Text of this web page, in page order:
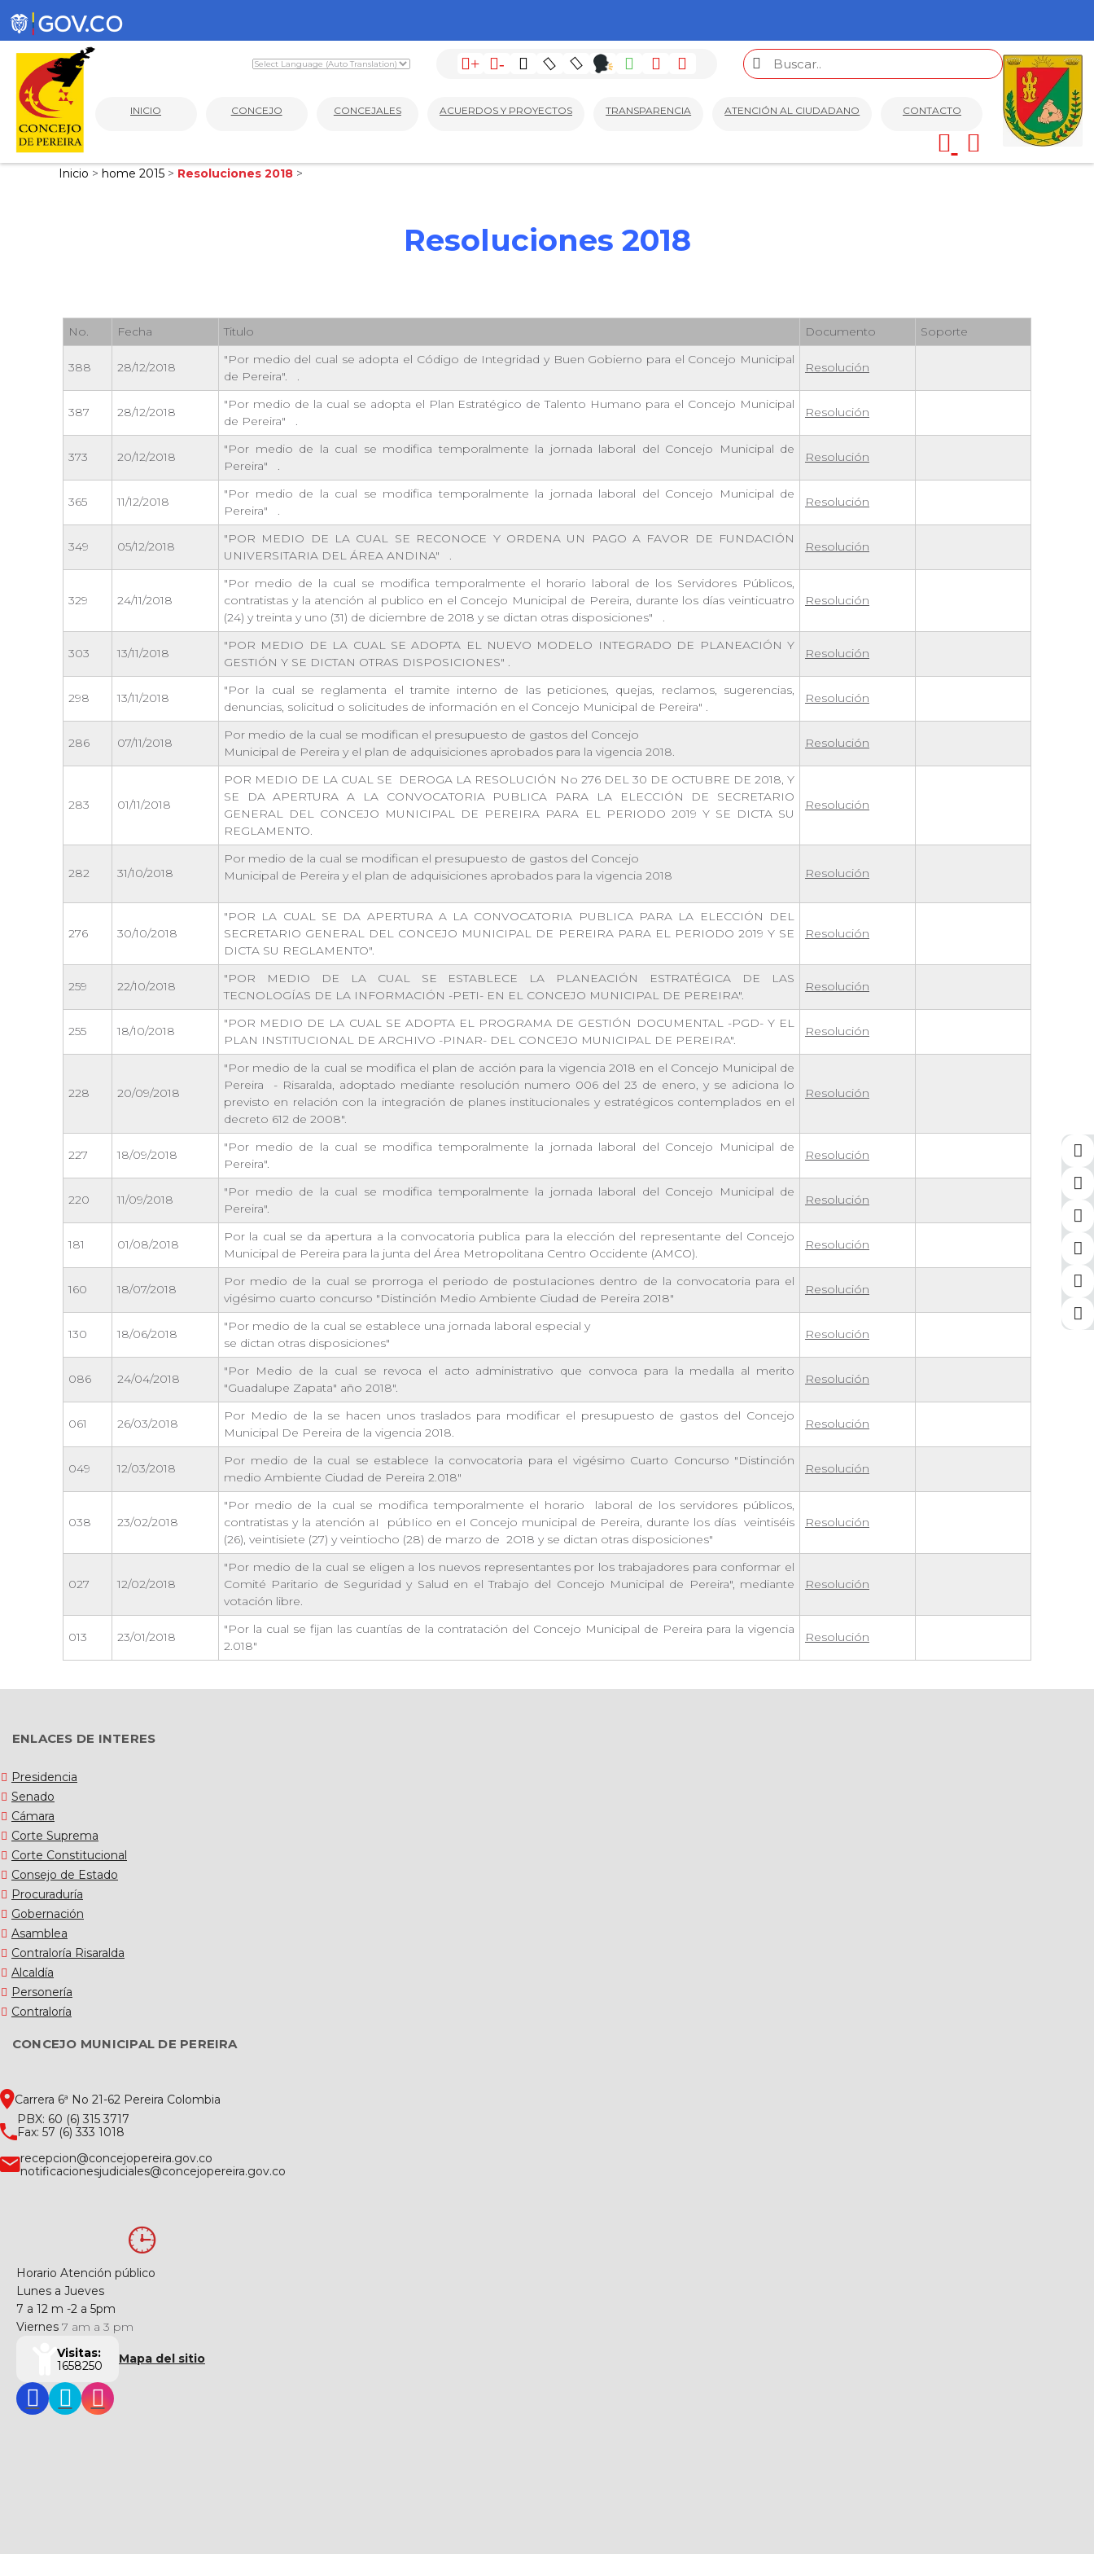
+ -
INICIO CONCEJO CONCEJALES ACUERDOS Y PROYECTOS TRANSPARENCIA ATENCIÓN AL CIUDADANO CONTACTO
Inicio > home 2015 > Resoluciones 2018 >
Resoluciones 2018
No. Fecha Titulo Documento Soporte
388 28/12/2018
"Por medio del cual se adopta el Código de Integridad y Buen Gobierno para el Concejo Municipal
de Pereira".
.
Resolución
387 28/12/2018
"Por medio de la cual se adopta el Plan Estratégico de Talento Humano para el Concejo Municipal
de Pereira"
.
Resolución
373 20/12/2018
"Por medio de la cual se modifica temporalmente la jornada laboral del Concejo Municipal de
Pereira"
.
Resolución
365 11/12/2018
"Por medio de la cual se modifica temporalmente la jornada laboral del Concejo Municipal de
Pereira"
.
Resolución
349 05/12/2018
"POR MEDIO DE LA CUAL SE RECONOCE Y ORDENA UN PAGO A FAVOR DE FUNDACIÓN
UNIVERSITARIA DEL ÁREA ANDINA"
.
Resolución
329 24/11/2018
"Por medio de la cual se modifica temporalmente el horario laboral de los Servidores Públicos,
contratistas y la atención al publico en el Concejo Municipal de Pereira, durante los días veinticuatro
(24) y treinta y uno (31) de diciembre de 2018 y se dictan otras disposiciones"
.
Resolución
303 13/11/2018
"POR MEDIO DE LA CUAL SE ADOPTA EL NUEVO MODELO INTEGRADO DE PLANEACIÓN Y
GESTIÓN Y SE DICTAN OTRAS DISPOSICIONES" .
Resolución
298 13/11/2018
"Por la cual se reglamenta el tramite interno de las peticiones, quejas, reclamos, sugerencias,
denuncias, solicitud o solicitudes de información en el Concejo Municipal de Pereira" .
Resolución
286 07/11/2018
Por medio de la cual se modifican el presupuesto de gastos del Concejo
Municipal de Pereira y el plan de adquisiciones aprobados para la vigencia 2018.
Resolución
283 01/11/2018
POR MEDIO DE LA CUAL SE DEROGA LA RESOLUCIÓN No 276 DEL 30 DE OCTUBRE DE 2018, Y
SE DA APERTURA A LA CONVOCATORIA PUBLICA PARA LA ELECCIÓN DE SECRETARIO
GENERAL DEL CONCEJO MUNICIPAL DE PEREIRA PARA EL PERIODO 2019 Y SE DICTA SU
REGLAMENTO.
Resolución
282 31/10/2018
Por medio de la cual se modifican el presupuesto de gastos del Concejo
Municipal de Pereira y el plan de adquisiciones aprobados para la vigencia 2018
Resolución
276 30/10/2018
"POR LA CUAL SE DA APERTURA A LA CONVOCATORIA PUBLICA PARA LA ELECCIÓN DEL
SECRETARIO GENERAL DEL CONCEJO MUNICIPAL DE PEREIRA PARA EL PERIODO 2019 Y SE
DICTA SU REGLAMENTO".
Resolución
259 22/10/2018
"POR MEDIO DE LA CUAL SE ESTABLECE LA PLANEACIÓN ESTRATÉGICA DE LAS
TECNOLOGÍAS DE LA INFORMACIÓN -PETI- EN EL CONCEJO MUNICIPAL DE PEREIRA".
Resolución
255 18/10/2018
"POR MEDIO DE LA CUAL SE ADOPTA EL PROGRAMA DE GESTIÓN DOCUMENTAL -PGD- Y EL
PLAN INSTITUCIONAL DE ARCHIVO -PINAR- DEL CONCEJO MUNICIPAL DE PEREIRA".
Resolución
228 20/09/2018
"Por medio de la cual se modifica el plan de acción para la vigencia 2018 en el Concejo Municipal de
Pereira - Risaralda, adoptado mediante resolución numero 006 del 23 de enero, y se adiciona lo
previsto en relación con la integración de planes institucionales y estratégicos contemplados en el
decreto 612 de 2008".
Resolución
227 18/09/2018
"Por medio de la cual se modifica temporalmente la jornada laboral del Concejo Municipal de
Pereira".
Resolución
220 11/09/2018
"Por medio de la cual se modifica temporalmente la jornada laboral del Concejo Municipal de
Pereira".
Resolución
181 01/08/2018
Por la cual se da apertura a la convocatoria publica para la elección del representante del Concejo
Municipal de Pereira para la junta del Área Metropolitana Centro Occidente (AMCO).
Resolución
160 18/07/2018
Por medio de la cual se prorroga el periodo de postuIaciones dentro de la convocatoria para el
vigésimo cuarto concurso "Distinción Medio Ambiente Ciudad de Pereira 2018"
Resolución
130 18/06/2018
"Por medio de la cual se establece una jornada laboral especial y
se dictan otras disposiciones"
Resolución
086 24/04/2018
"Por Medio de la cual se revoca el acto administrativo que convoca para la medalla al merito
"Guadalupe Zapata" año 2018".
Resolución
061 26/03/2018
Por Medio de la se hacen unos traslados para modificar el presupuesto de gastos del Concejo
Municipal De Pereira de la vigencia 2018.
Resolución
049 12/03/2018
Por medio de la cual se establece la convocatoria para el vigésimo Cuarto Concurso "Distinción
medio Ambiente Ciudad de Pereira 2.018"
Resolución
038 23/02/2018
"Por medio de la cual se modifica temporalmente el horario
laboral de los servidores públicos,
contratistas y la atención aI
púbIico en eI Concejo municipal de Pereira, durante los días veintiséis
(26), veintisiete (27) y veintiocho (28) de marzo de 2O18 y se dictan otras disposiciones"
Resolución
027 12/02/2018
"Por medio de la cual se eligen a los nuevos representantes por los trabajadores para conformar el
Comité Paritario de Seguridad y Salud en el Trabajo del Concejo Municipal de Pereira", mediante
votación libre.
Resolución
013 23/01/2018
"Por la cual se fijan las cuantías de la contratación del Concejo Municipal de Pereira para la vigencia
2.018"
Resolución
ENLACES DE INTERES
Presidencia
Senado
Cámara
Corte Suprema
Corte Constitucional
Consejo de Estado
Procuraduría
Gobernación
Asamblea
Contraloría Risaralda
Alcaldía
Personería
Contraloría
CONCEJO MUNICIPAL DE PEREIRA
Carrera 6ª No 21-62 Pereira Colombia
PBX: 60 (6) 315 3717
Fax: 57 (6) 333 1018
recepcion@concejopereira.gov.co
notificacionesjudiciales@concejopereira.gov.co
Horario Atención público
Lunes a Jueves
7 a 12 m -2 a 5pm
Viernes 7 am a 3 pm
Visitas:
1658250
Mapa del sitio